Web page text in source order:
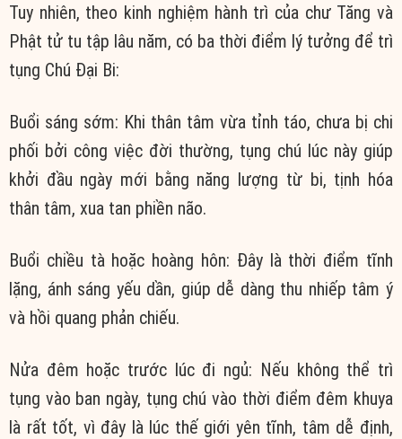
Tuy nhiên, theo kinh nghiệm hành trì của chư Tăng và
Phật tử tu tập lâu năm, có ba thời điểm lý tưởng để trì
tụng Chú Đại Bi:
Buổi sáng sớm: Khi thân tâm vừa tỉnh táo, chưa bị chi
phối bởi công việc đời thường, tụng chú lúc này giúp
khởi đầu ngày mới bằng năng lượng từ bi, tịnh hóa
thân tâm, xua tan phiền não.
Buổi chiều tà hoặc hoàng hôn: Đây là thời điểm tĩnh
lặng, ánh sáng yếu dần, giúp dễ dàng thu nhiếp tâm ý
và hồi quang phản chiếu.
Nửa đêm hoặc trước lúc đi ngủ: Nếu không thể trì
tụng vào ban ngày, tụng chú vào thời điểm đêm khuya
là rất tốt, vì đây là lúc thế giới yên tĩnh, tâm dễ định,